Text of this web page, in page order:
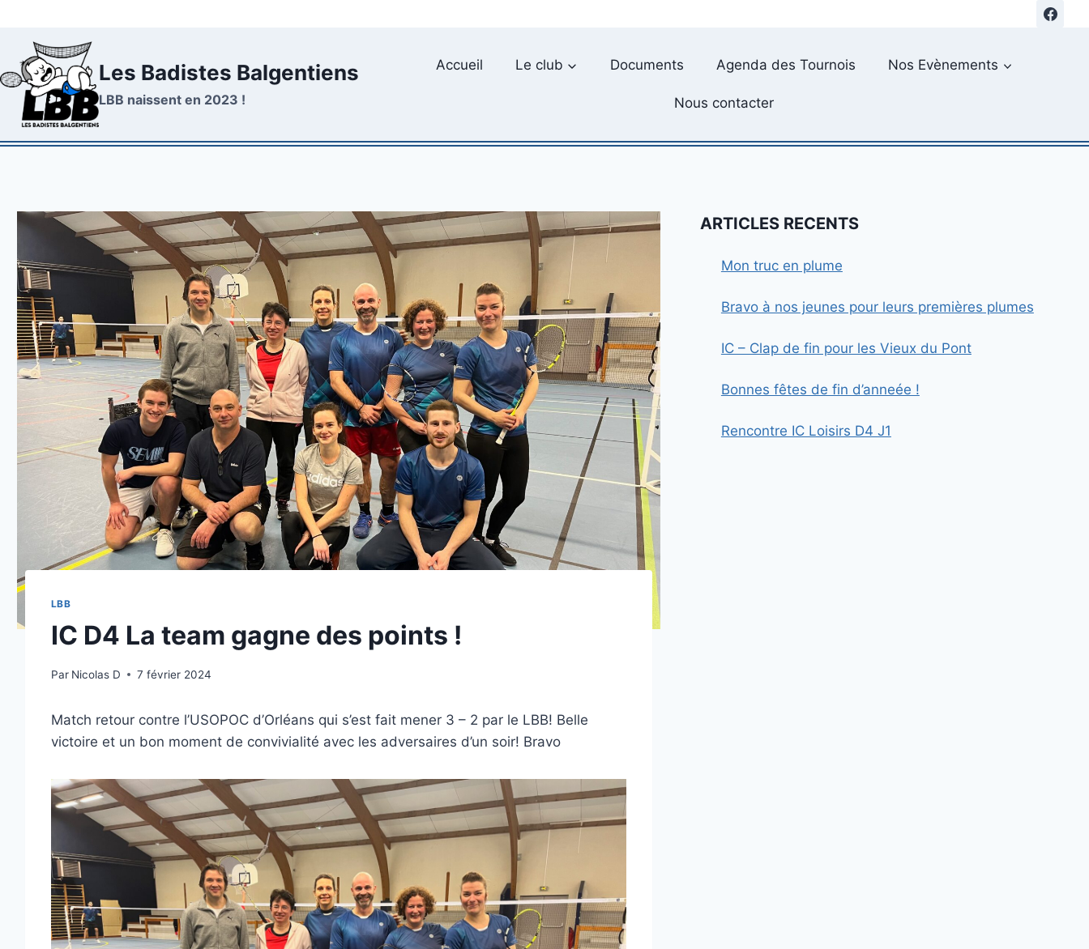
contenu
Les Badistes Balgentiens
LBB naissent en 2023 !
Accueil Le club Documents Agenda des Tournois Nos Evènements
Nous contacter
LBB
IC D4 La team gagne des points !
Par Nicolas D 7 février 2024
Match retour contre l’USOPOC d’Orléans qui s’est fait mener 3 – 2 par le LBB! Belle
victoire et un bon moment de convivialité avec les adversaires d’un soir! Bravo
ARTICLES RECENTS
Mon truc en plume
Bravo à nos jeunes pour leurs premières plumes
IC – Clap de fin pour les Vieux du Pont
Bonnes fêtes de fin d’anneée !
Rencontre IC Loisirs D4 J1